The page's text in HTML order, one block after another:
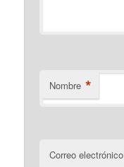
Nombre *
Correo electrónico